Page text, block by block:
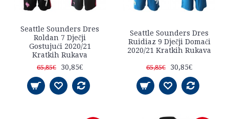
Seattle Sounders Dres
Roldan 7 Dječji
Gostujući 2020/21
Kratkih Rukava
65,85€ 30,85€
Seattle Sounders Dres
Ruidiaz 9 Dječji Domaći
2020/21 Kratkih Rukava
65,85€ 30,85€